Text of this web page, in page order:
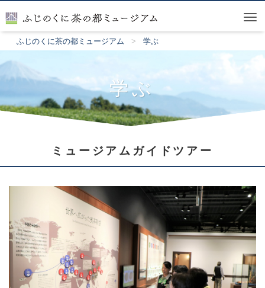
ふじのくに茶の都ミュージアム 学ぶ
学ぶ
ミュージアムガイドツアー